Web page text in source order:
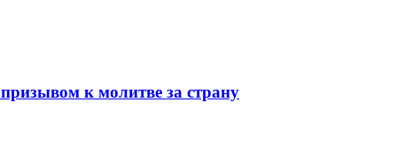
к молитве за страну